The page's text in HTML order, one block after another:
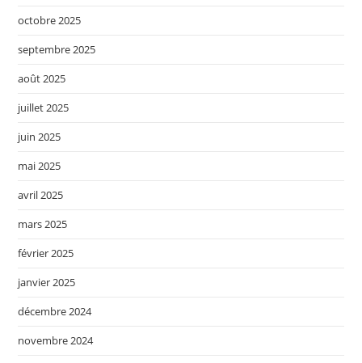
octobre 2025
septembre 2025
août 2025
juillet 2025
juin 2025
mai 2025
avril 2025
mars 2025
février 2025
janvier 2025
décembre 2024
novembre 2024